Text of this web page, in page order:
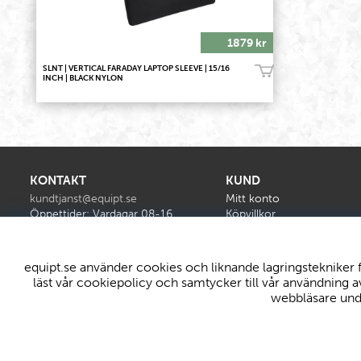
1879 kr
SLNT | VERTICAL FARADAY LAPTOP SLEEVE | 15/16
INCH | BLACK NYLON
Köp!
KONTAKT
kundtjanst@equipt.se
Öppettider: Vardagar 08-16
KUND
Mitt konto
Köpvillkor
equipt.se använder cookies och liknande
läst vår cookiepolicy och samtycker till vår användning
webbläsare